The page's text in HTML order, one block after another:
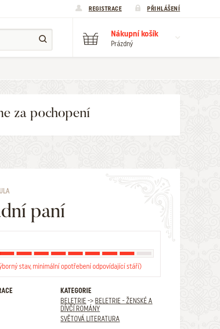
REGISTRACE PŘIHLÁŠENÍ
Nákupní košík
Prázdný
za pochopení
paní
stav, minimální opotřebení odpovídající stáří)
KATEGORIE
BELETRIE -> BELETRIE - ŽENSKÉ A
DÍVČÍ ROMÁNY
SVĚTOVÁ LITERATURA